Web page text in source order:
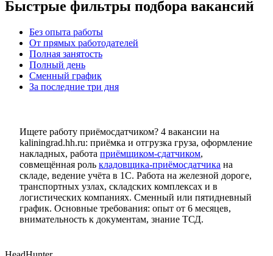
Быстрые фильтры подбора вакансий
Без опыта работы
От прямых работодателей
Полная занятость
Полный день
Сменный график
За последние три дня
Ищете работу приёмосдатчиком? 4 вакансии на
kaliningrad.hh.ru: приёмка и отгрузка груза, оформление
накладных, работа приёмщиком-сдатчиком,
совмещённая роль кладовщика-приёмосдатчика на
складе, ведение учёта в 1С. Работа на железной дороге,
транспортных узлах, складских комплексах и в
логистических компаниях. Сменный или пятидневный
график. Основные требования: опыт от 6 месяцев,
внимательность к документам, знание ТСД.